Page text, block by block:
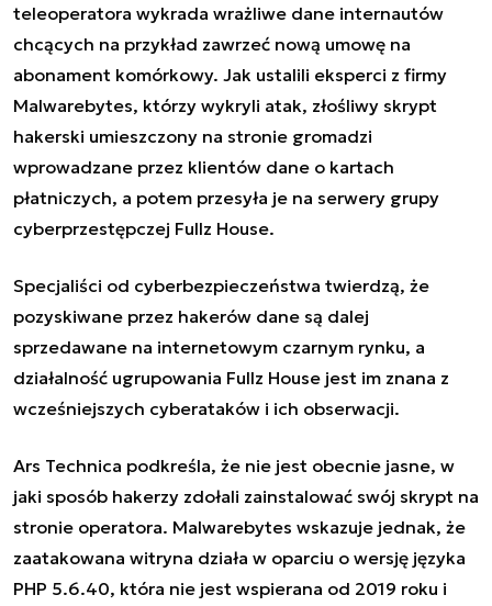
teleoperatora wykrada wrażliwe dane internautów
chcących na przykład zawrzeć nową umowę na
abonament komórkowy. Jak ustalili eksperci z firmy
Malwarebytes, którzy wykryli atak, złośliwy skrypt
hakerski umieszczony na stronie gromadzi
wprowadzane przez klientów dane o kartach
płatniczych, a potem przesyła je na serwery grupy
cyberprzestępczej Fullz House.
Specjaliści od cyberbezpieczeństwa twierdzą, że
pozyskiwane przez hakerów dane są dalej
sprzedawane na internetowym czarnym rynku, a
działalność ugrupowania Fullz House jest im znana z
wcześniejszych cyberataków i ich obserwacji.
Ars Technica podkreśla, że nie jest obecnie jasne, w
jaki sposób hakerzy zdołali zainstalować swój skrypt na
stronie operatora. Malwarebytes wskazuje jednak, że
zaatakowana witryna działa w oparciu o wersję języka
PHP 5.6.40, która nie jest wspierana od 2019 roku i